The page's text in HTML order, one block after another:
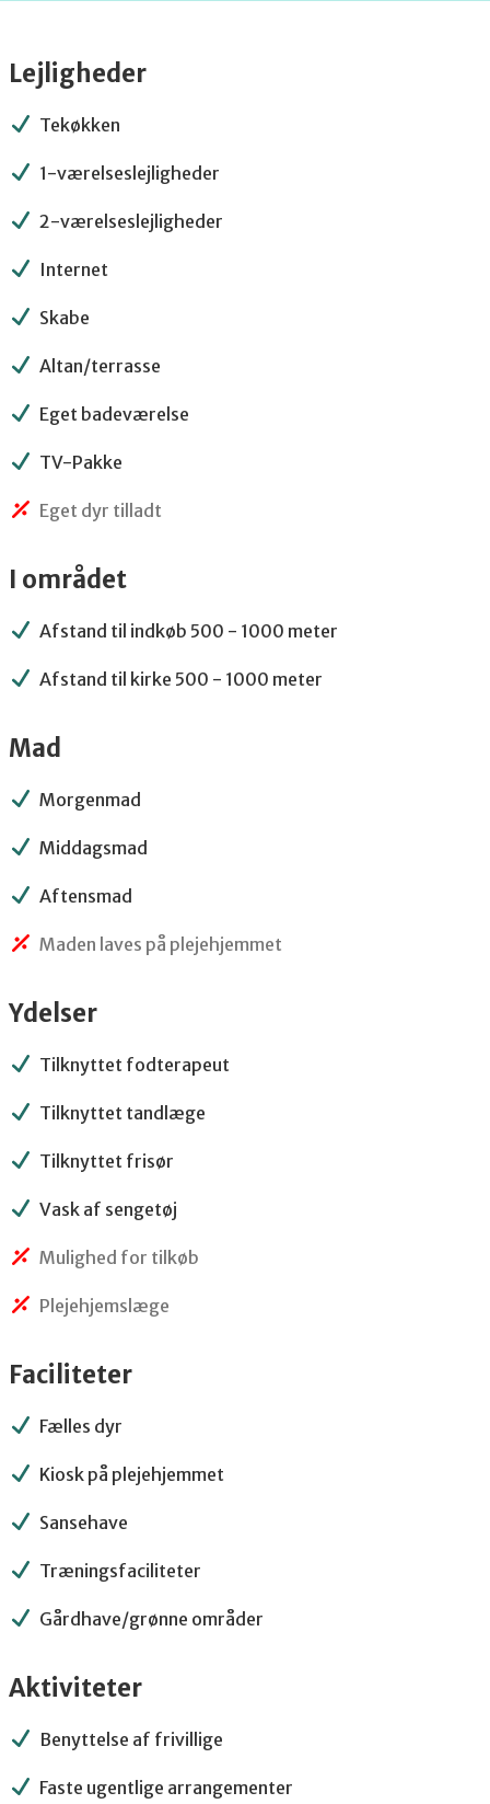
Lejligheder
Tekøkken
1-værelseslejligheder
2-værelseslejligheder
Internet
Skabe
Altan/terrasse
Eget badeværelse
TV-Pakke
Eget dyr tilladt
I området
Afstand til indkøb 500 - 1000 meter
Afstand til kirke 500 - 1000 meter
Mad
Morgenmad
Middagsmad
Aftensmad
Maden laves på plejehjemmet
Ydelser
Tilknyttet fodterapeut
Tilknyttet tandlæge
Tilknyttet frisør
Vask af sengetøj
Mulighed for tilkøb
Plejehjemslæge
Faciliteter
Fælles dyr
Kiosk på plejehjemmet
Sansehave
Træningsfaciliteter
Gårdhave/grønne områder
Aktiviteter
Benyttelse af frivillige
Faste ugentlige arrangementer